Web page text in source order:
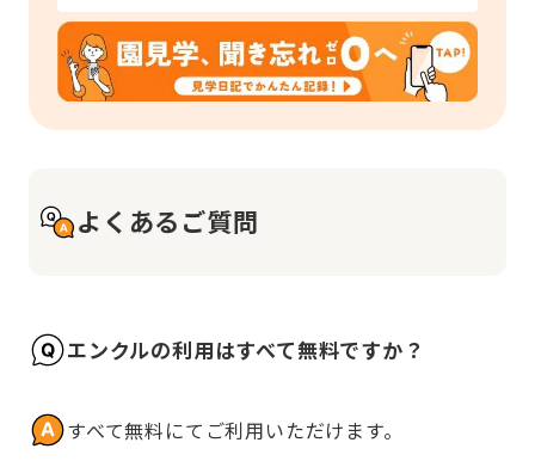
よくあるご質問
エンクルの利用はすべて無料ですか？
すべて無料にてご利用いただけます。